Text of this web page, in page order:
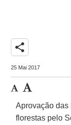
share
25 Mai 2017
Aprovação das
florestas pelo